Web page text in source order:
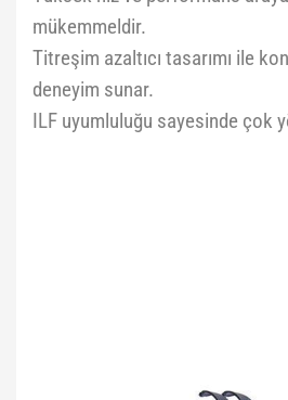
mükemmeldir.
Titreşim azaltıcı tasarımı ile
deneyim sunar.
ILF uyumluluğu sayesinde çok